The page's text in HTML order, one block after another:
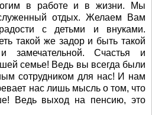
в работе и в жизни. Мы
отдых. Желаем Вам
с детьми и внуками.
такой же задор и быть такой
замечательной. Счастья и
семье! Ведь вы всегда были
сотрудником для нас! И нам
нас лишь мысль о том, что
Ведь выход на пенсию, это